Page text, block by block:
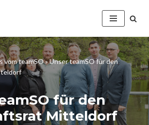
vom teamSO»Unser teamSO für den
für den
Mitteldorf